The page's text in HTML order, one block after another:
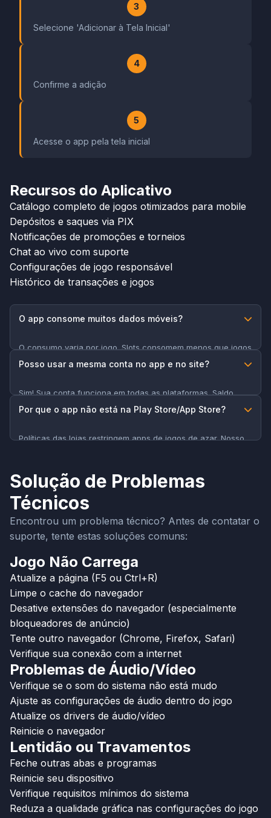
3
Selecione 'Adicionar à Tela Inicial'
4
Confirme a adição
5
Acesse o app pela tela inicial
Recursos do Aplicativo
Catálogo completo de jogos otimizados para mobile
Depósitos e saques via PIX
Notificações de promoções e torneios
Chat ao vivo com suporte
Configurações de jogo responsável
Histórico de transações e jogos
O app consome muitos dados móveis?
O consumo varia por jogo. Slots consomem menos que jogos
ao vivo. Recomendamos usar Wi-Fi para sessões longas de
Posso usar a mesma conta no app e no site?
Sim! Sua conta funciona em todas as plataformas. Saldo,
bônus e histórico são sincronizados automaticamente.
Por que o app não está na Play Store/App Store?
Políticas das lojas restringem apps de jogos de azar. Nosso
Solução de Problemas
Técnicos
Encontrou um problema técnico? Antes de contatar o
suporte, tente estas soluções comuns:
Jogo Não Carrega
Atualize a página (F5 ou Ctrl+R)
Limpe o cache do navegador
Desative extensões do navegador (especialmente
bloqueadores de anúncio)
Tente outro navegador (Chrome, Firefox, Safari)
Verifique sua conexão com a internet
Problemas de Áudio/Vídeo
Verifique se o som do sistema não está mudo
Ajuste as configurações de áudio dentro do jogo
Atualize os drivers de áudio/vídeo
Reinicie o navegador
Lentidão ou Travamentos
Feche outras abas e programas
Reinicie seu dispositivo
Verifique requisitos mínimos do sistema
Reduza a qualidade gráfica nas configurações do jogo